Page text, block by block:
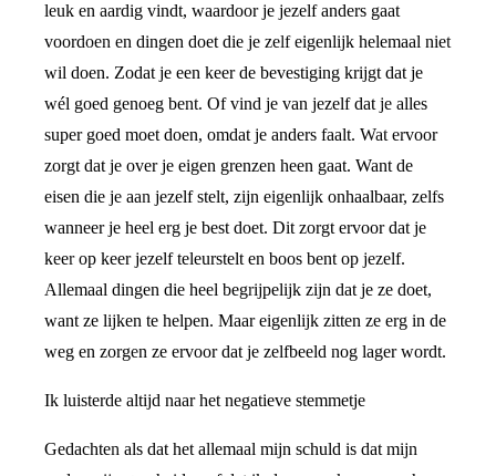
leuk en aardig vindt, waardoor je jezelf anders gaat
voordoen en dingen doet die je zelf eigenlijk helemaal niet
wil doen. Zodat je een keer de bevestiging krijgt dat je
wél goed genoeg bent. Of vind je van jezelf dat je alles
super goed moet doen, omdat je anders faalt. Wat ervoor
zorgt dat je over je eigen grenzen heen gaat. Want de
eisen die je aan jezelf stelt, zijn eigenlijk onhaalbaar, zelfs
wanneer je heel erg je best doet. Dit zorgt ervoor dat je
keer op keer jezelf teleurstelt en boos bent op jezelf.
Allemaal dingen die heel begrijpelijk zijn dat je ze doet,
want ze lijken te helpen. Maar eigenlijk zitten ze erg in de
weg en zorgen ze ervoor dat je zelfbeeld nog lager wordt.
Ik luisterde altijd naar het negatieve stemmetje
Gedachten als dat het allemaal mijn schuld is dat mijn